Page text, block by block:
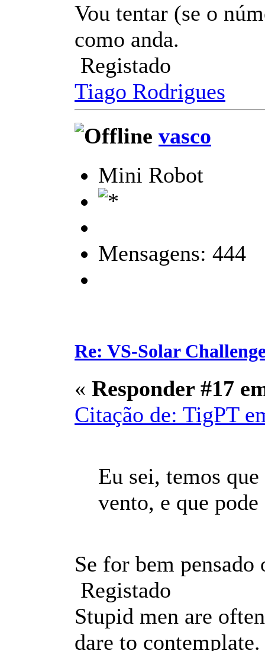
Vou tentar (se o
como anda.
Registado
Tiago Rodrigues
vasco
Mini Robot
Mensagens: 444
Re: VS-Solar
« Responder #17
Citação de: TigPT
Eu sei, temos
vento, e que
Se for bem
Registado
Stupid men are
dare to contemplate.